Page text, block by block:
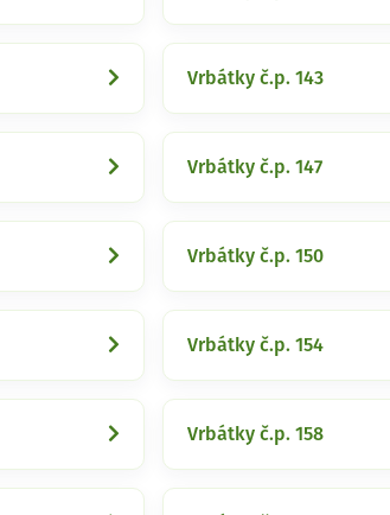
Vrbátky č.p. 143
Vrbátky č.p. 147
Vrbátky č.p. 150
Vrbátky č.p. 154
Vrbátky č.p. 158